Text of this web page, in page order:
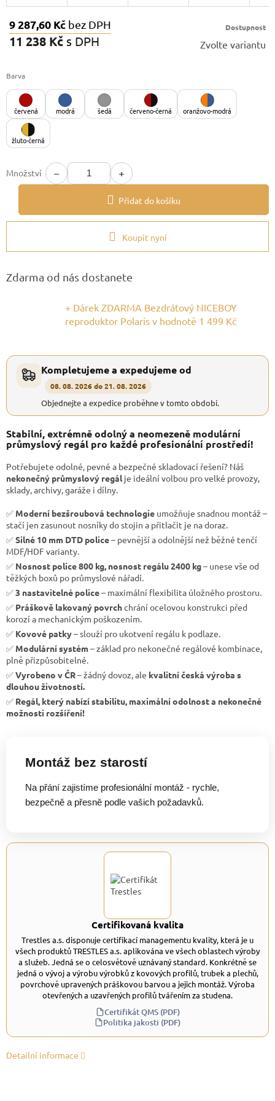
9 287,60 Kč bez DPH
11 238 Kč s DPH
Dostupnost
Zvolte variantu
Barva
červená modrá šedá červeno-černá oranžovo-modrá
žluto-černá
Množství − +
Přidat do košíku
Koupit nyní
Zdarma od nás dostanete
+ Dárek ZDARMA Bezdrátový NICEBOY
reproduktor Polaris v hodnotě 1 499 Kč
Kompletujeme a expedujeme od
08. 08. 2026 do 21. 08. 2026
Objednejte a expedice proběhne v tomto období.
Stabilní, extrémně odolný a neomezeně modulární
průmyslový regál pro každé profesionální prostředí!
Potřebujete odolné, pevné a bezpečné skladovací řešení? Náš
nekonečný průmyslový regálje ideální volbou pro velké provozy,
sklady, archivy, garáže i dílny.
✅ Moderní bezšroubová technologie umožňuje snadnou montáž –
stačí jen zasunout nosníky do stojin a přitlačit je na doraz.
✅Silné 10 mm DTD police– pevnější a odolnější než běžné tenčí
MDF/HDF varianty.
✅ Nosnost police 800 kg, nosnost regálu 2400 kg– unese vše od
těžkých boxů po průmyslové nářadí.
✅3 nastavitelné police– maximální flexibilita úložného prostoru.
✅ Práškově lakovaný povrchchrání ocelovou konstrukci před
korozí a mechanickým poškozením.
✅ Kovové patky– slouží pro ukotvení regálu k podlaze.
✅ Modulární systém– základ pro nekonečné regálové kombinace,
plně přizpůsobitelné.
✅Vyrobeno v ČR– žádný dovoz, ale kvalitní česká výroba s
dlouhou životností.
✅ Regál, který nabízí stabilitu, maximální odolnost a nekonečné
možnosti rozšíření!
Montáž bez starostí
Na přání zajistíme profesionální montáž - rychle,
bezpečně a přesně podle vašich požadavků.
Certifikovaná kvalita
Trestles a.s. disponuje certifikací managementu kvality, která je u
všech produktů TRESTLES a.s. aplikována ve všech oblastech výroby
a služeb. Jedná se o celosvětově uznávaný standard. Konkrétně se
jedná o vývoj a výrobu výrobků z kovových profilů, trubek a plechů,
povrchově upravených práškovou barvou a jejich montáž. Výroba
otevřených a uzavřených profilů tvářením za studena.
Certifikát QMS (PDF)
Politika jakosti (PDF)
Detailní informace